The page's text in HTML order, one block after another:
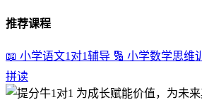
推荐课程
📖 小学语文1对1辅导 🔢 小学数学思维
拼读
为成长赋能价值，为未